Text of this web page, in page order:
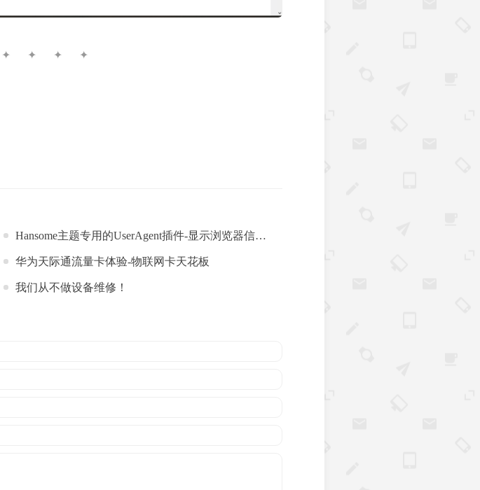
✦ ✦ ✦
Hansome主题专用的UserAgent插件-显示浏览器信息、设备信息、IP位置
华为天际通流量卡体验-物联网卡天花板
我们从不做设备维修！